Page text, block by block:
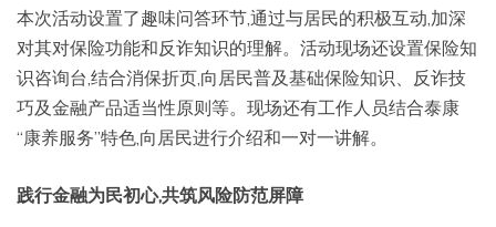
本次活动设置了趣味问答环节,通过与居民的积极互动,加深
对其对保险功能和反诈知识的理解。活动现场还设置保险知
识咨询台,结合消保折页,向居民普及基础保险知识、反诈技
巧及金融产品适当性原则等。现场还有工作人员结合泰康
“康养服务”特色,向居民进行介绍和一对一讲解。
践行金融为民初心,共筑风险防范屏障